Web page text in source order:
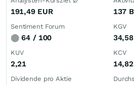
191,49 EUR 137
Sentiment Forum
⬤64 / 100
KGV
34,58
KUV
2,21
KCV
14,82
Dividende pro Aktie